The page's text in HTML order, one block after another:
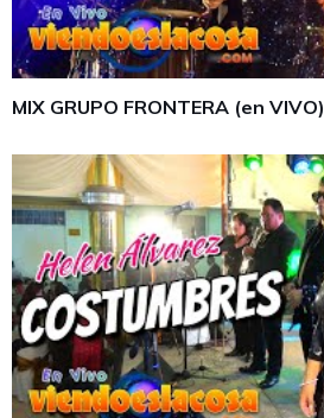
MIX GRUPO FRONTERA (en VIVO)